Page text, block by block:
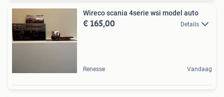
Wireco scania 4serie wsi model auto
€ 165,00 Details
Renesse Vandaag